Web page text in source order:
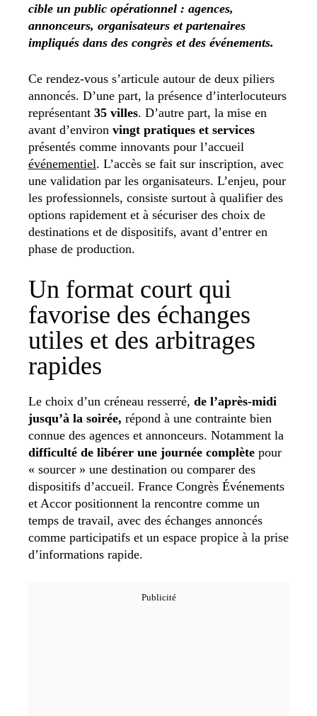
cible un public opérationnel : agences,
annonceurs, organisateurs et partenaires
impliqués dans des congrès et des événements.
Ce rendez-vous s’articule autour de deux piliers
annoncés. D’une part, la présence d’interlocuteurs
représentant 35 villes. D’autre part, la mise en
avant d’environ vingt pratiques et services
présentés comme innovants pour l’accueil
événementiel. L’accès se fait sur inscription, avec
une validation par les organisateurs. L’enjeu, pour
les professionnels, consiste surtout à qualifier des
options rapidement et à sécuriser des choix de
destinations et de dispositifs, avant d’entrer en
phase de production.
Un format court qui
favorise des échanges
utiles et des arbitrages
rapides
Le choix d’un créneau resserré, de l’après-midi
jusqu’à la soirée, répond à une contrainte bien
connue des agences et annonceurs. Notamment la
difficulté de libérer une journée complète pour
« sourcer » une destination ou comparer des
dispositifs d’accueil. France Congrès Événements
et Accor positionnent la rencontre comme un
temps de travail, avec des échanges annoncés
comme participatifs et un espace propice à la prise
d’informations rapide.